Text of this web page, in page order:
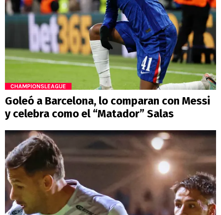
CHAMPIONSLEAGUE
Goleó a Barcelona, lo comparan con Messi
y celebra como el “Matador” Salas